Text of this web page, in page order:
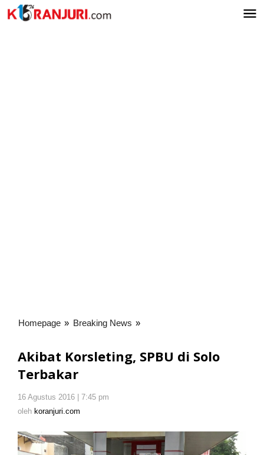
Lewati
ke
Homepage » Breaking News »
di
Akibat Korsleting, SPBU di Solo
Terbakar
16 Agustus 2016 | 7:45 pm
oleh koranjuri.com